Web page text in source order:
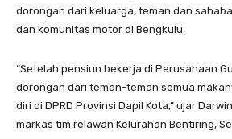
dorongan dari keluarga, teman dan
dan komunitas motor di Bengkulu.
“Setelah pensiun bekerja di Perusahaan
dorongan dari teman-teman semua
diri di DPRD Provinsi Dapil Kota,” ujar
markas tim relawan Kelurahan Bentiring,